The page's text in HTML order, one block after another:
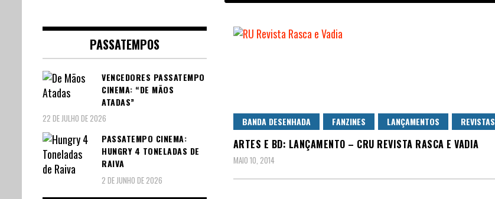
BANDA DESENHADA FANZINES LANÇAMENTOS REVISTAS
ARTES E BD: LANÇAMENTO – CRU REVISTA RASCA E VADIA
MAIO 10, 2014
PASSATEMPOS
VENCEDORES PASSATEMPO
CINEMA: “DE MÃOS
ATADAS”
22 DE JULHO DE 2026
PASSATEMPO CINEMA:
HUNGRY 4 TONELADAS DE
RAIVA
2 DE JUNHO DE 2026